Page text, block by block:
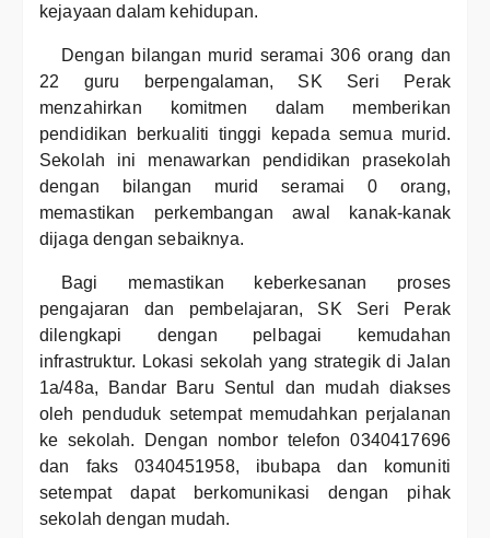
kejayaan dalam kehidupan.
Dengan bilangan murid seramai 306 orang dan
22 guru berpengalaman, SK Seri Perak
menzahirkan komitmen dalam memberikan
pendidikan berkualiti tinggi kepada semua murid.
Sekolah ini menawarkan pendidikan prasekolah
dengan bilangan murid seramai 0 orang,
memastikan perkembangan awal kanak-kanak
dijaga dengan sebaiknya.
Bagi memastikan keberkesanan proses
pengajaran dan pembelajaran, SK Seri Perak
dilengkapi dengan pelbagai kemudahan
infrastruktur. Lokasi sekolah yang strategik di Jalan
1a/48a, Bandar Baru Sentul dan mudah diakses
oleh penduduk setempat memudahkan perjalanan
ke sekolah. Dengan nombor telefon 0340417696
dan faks 0340451958, ibubapa dan komuniti
setempat dapat berkomunikasi dengan pihak
sekolah dengan mudah.